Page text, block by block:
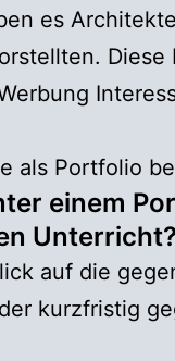
es
als Portfolio
einem
Unterricht?
auf die
kurzfristig